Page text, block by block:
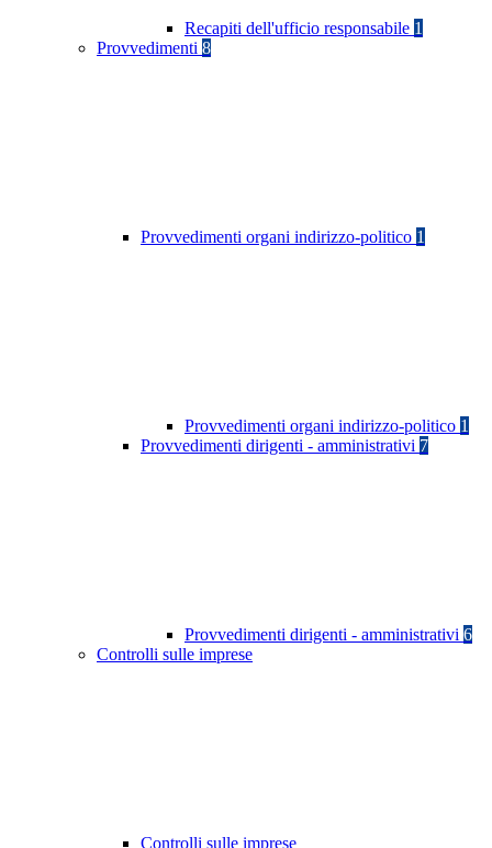
Recapiti dell'ufficio responsabile 1
Provvedimenti 8
Provvedimenti organi indirizzo-politico 1
Provvedimenti organi indirizzo-politico 1
Provvedimenti dirigenti - amministrativi 7
Provvedimenti dirigenti - amministrativi 6
Controlli sulle imprese
Controlli sulle imprese